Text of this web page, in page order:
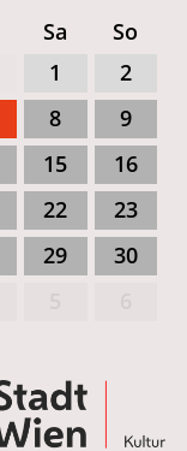
Sa
So
1
2
8
9
15
16
22
23
29
30